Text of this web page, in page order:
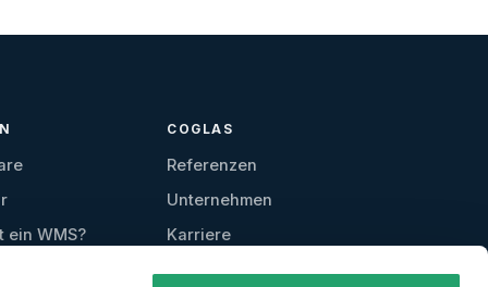
ein WMS?
COGLAS
Referenzen
Unternehmen
Karriere
Kontakt